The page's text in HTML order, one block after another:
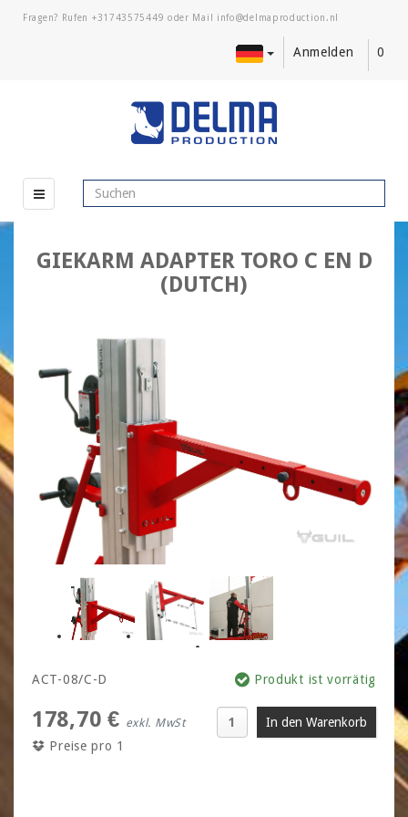
Fragen? Rufen +31743575449 oder Mail
Anmelden 0
GIEKARM ADAPTER TORO C EN D
(DUTCH)
ACT-08/C-D Produkt ist vorrätig
178,70 € exkl. MwSt
Preise pro 1